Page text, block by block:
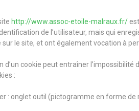
http://www.assoc-etoile-malraux.fr/
de l’utilisateur, mais qui
le site, et ont également vocation à
d’un cookie peut entraîner
:
: onglet outil (pictogramme en forme